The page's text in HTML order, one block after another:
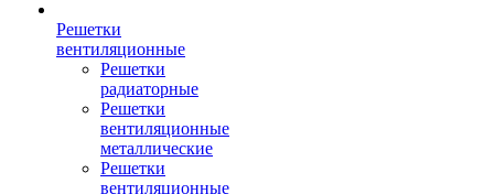
Решетки
вентиляционные
Решетки
радиаторные
Решетки
вентиляционные
металлические
Решетки
вентиляционные